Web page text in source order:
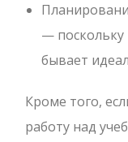
— поскольку
бывает
Кроме того,
работу над